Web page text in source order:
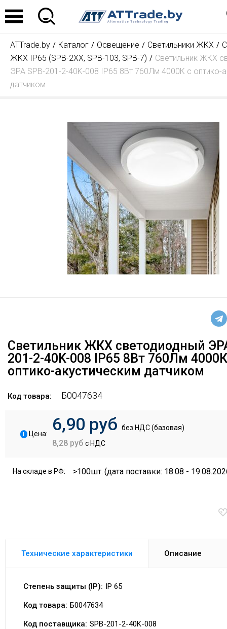
ATTrade.by Каталог Освещение Светильники ЖКХ
ЖКХ IP65 (SPB-2ХХ, SPB-103, SPB-7)
Светильник ЖКХ
ЭРА SPB-201-2-40K-008 IP65 8Вт 760Лм 4000К с оптико-
датчиком
Светильник ЖКХ светодиодный
201-2-40K-008 IP65 8Вт 760Лм
оптико-акустическим датчиком
Код товара: Б0047634
i Цена: 6,90 руб без НДС (базовая)
8,28 руб с НДС
На складе в РФ: >100шт. (дата поставки: 18.08 -
Технические характеристики Описание
Степень защиты (IP): IP 65
Код товара: Б0047634
Код поставщика: SPB-201-2-40K-008